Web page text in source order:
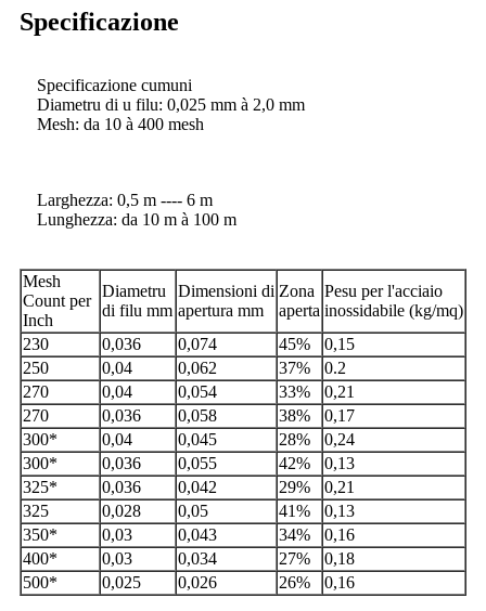
Specificazione
Specificazione cumuni
Diametru di u filu: 0,025 mm à 2,0 mm
Mesh: da 10 à 400 mesh
Larghezza: 0,5 m ---- 6 m
Lunghezza: da 10 m à 100 m
Mesh
Count per
Inch
Diametru
di filu mm
Dimensioni di
apertura mm
Zona
aperta
Pesu per l'acciaio
inossidabile (kg/mq)
230
0,036 0,074 45%
0,15
250
0,04 0,062 37%
0.2
270
0,04 0,054 33%
0,21
270
0,036 0,058 38%
0,17
300*
0,04 0,045 28%
0,24
300*
0,036 0,055 42%
0,13
325*
0,036 0,042 29%
0,21
325
0,028 0,05 41%
0,13
350*
0,03 0,043 34%
0,16
400*
0,03 0,034 27%
0,18
500*
0,025 0,026 26% 0,16